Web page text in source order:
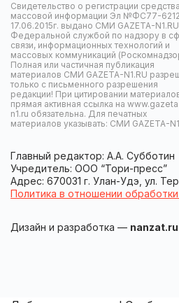
Свидетельство о регистрации средства
массовой информации Эл №ФС77-
17.06.2015г. выдано СМИ GAZETA-N1.RU
Федеральной службой по надзору в
связи, информационных технологий и
массовых коммуникаций
Полная или частичная публикация
материалов СМИ GAZETA-N1.RU
только с письменного разрешения
редакции! При цитировании
прямая активная ссылка на
n1.ru обязательна. Для печатных
материалов указывать: СМИ GAZETA-
Главный редактор: А.А. Субботин
Учредитель: ООО “Тори-пресс”
Адрес: 670031 г. Улан-Удэ, ул.
Политика в отношении
Дизайн и разработка — nanzat.ru